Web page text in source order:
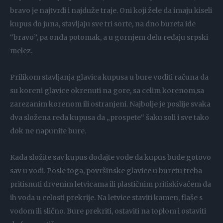
bravo je najtvrđi i najduže traje. Oni koji žele da imaju kiseli
kupus do juna, stavljaju sve tri sorte, na dno bureta ide
“bravo”, pa onda potomak, a u gornjem delu ređaju srpski
melez.
Prilikom stavljanja glavica kupusa u bure voditi računa da
su koreni glavice okrenuti na gore, sa celim korenom,sa
zarezanim korenom ili ostranjeni. Najbolje je poslije svaka
dva složena reda kupusa da „prospete“ šaku soli i sve tako
dok ne napunite bure.
Kada složite sav kupus dodajte vode da kupus bude gotovo
sav u vodi. Posle toga, površinske glavice u buretu treba
pritisnuti drvenim letvicama ili plastičnim pritiskivačem da
ih voda u celosti prekrije. Na letvice staviti kamen, flaše s
vodom ili slično. Bure prekriti, ostaviti na toplom i ostaviti